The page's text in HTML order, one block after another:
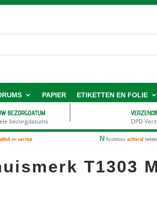
PAPIER ETIKETTEN EN FOLIE
BEZORGDATUM
bezorgdatums DPD
en service N Kosteloos achteraf
T1303